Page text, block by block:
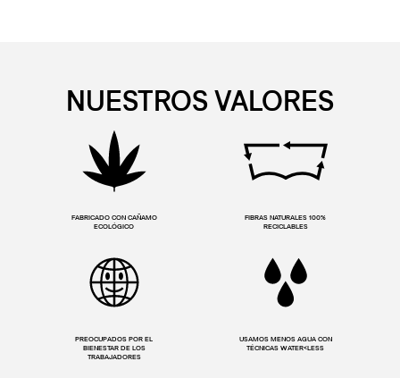
NUESTROS VALORES
FABRICADO CON CAÑAMO
ECOLÓGICO
FIBRAS NATURALES 100%
RECICLABLES
PREOCUPADOS POR EL
BIENESTAR DE LOS
TRABAJADORES
USAMOS MENOS AGUA CON
TÉCNICAS WATER<LESS